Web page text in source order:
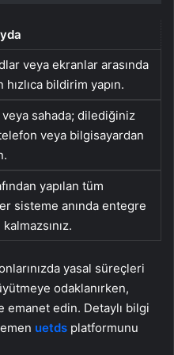
veya ekranlar arasında
hızlıca bildirim yapın.
sahada; dilediğiniz
veya bilgisayardan
yapılan tüm
sisteme anında entegre
yasal süreçleri
odaklanırken,
edin. Detaylı bilgi
uetds platformunu